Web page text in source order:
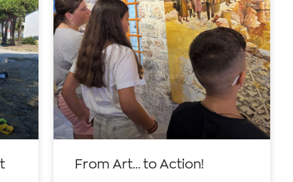
From Art… to Action!